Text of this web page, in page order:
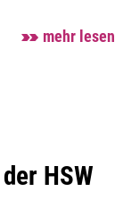
mehr lesen
HSW